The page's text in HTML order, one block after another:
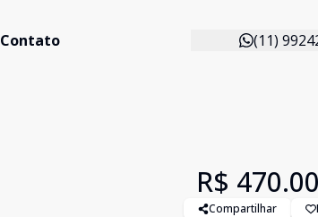
Contato (11)
R$
Compartilhar